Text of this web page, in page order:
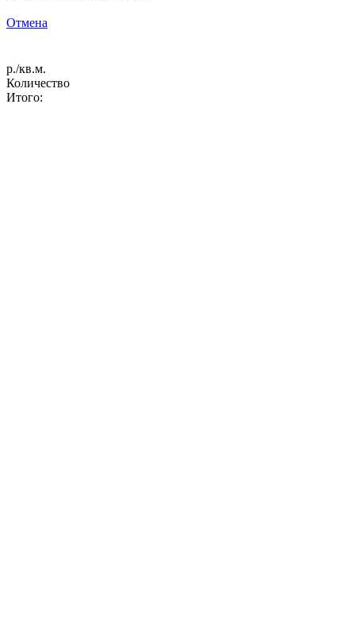
Отмена
р./кв.м.
Количество
Итого: